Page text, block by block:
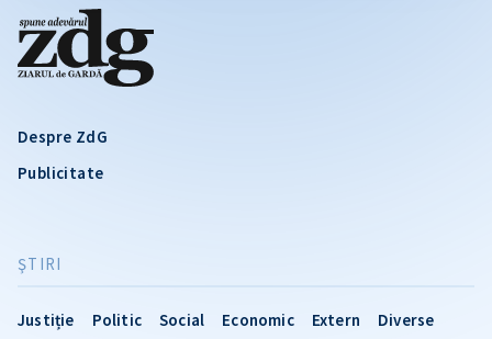
Despre ZdG
Publicitate
ŞTIRI
Justiție Politic Social Economic Extern Diverse